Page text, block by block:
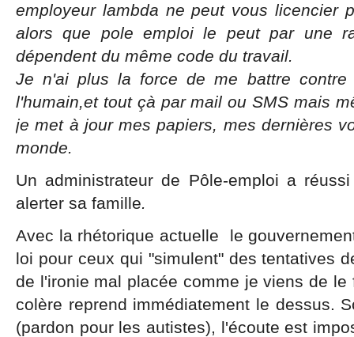
employeur lambda ne peut vous licencier
alors que pole emploi le peut par une
dépendent du même code du travail.
Je n'ai plus la force de me battre contre
l'humain,et tout çà par mail ou SMS mais
je met à jour mes papiers, mes dernières
monde.
Un administrateur de Pôle-emploi a
alerter sa famille.
Avec la rhétorique actuelle le
loi pour ceux qui "simulent" des tentatives
de l'ironie mal placée comme je viens de
colère reprend immédiatement le dessus.
(pardon pour les autistes), l'écoute est